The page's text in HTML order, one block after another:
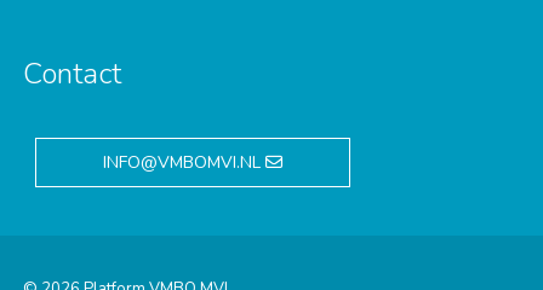
Contact
INFO@VMBOMVI.NL